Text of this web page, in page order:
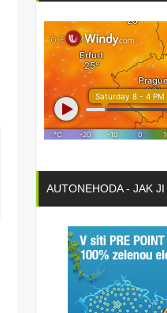
AUTONEHODA - JAK